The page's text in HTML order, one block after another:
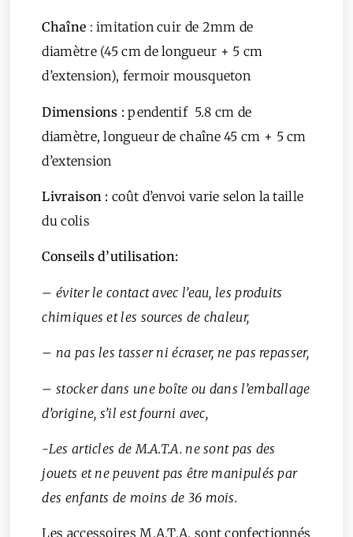
Chaîne : imitation cuir de 2mm de
diamètre (45 cm de longueur + 5 cm
d’extension), fermoir mousqueton
Dimensions : pendentif 5.8 cm de
diamètre, longueur de chaîne 45 cm + 5 cm
d’extension
Livraison : coût d’envoi varie selon la taille
du colis
Conseils d’utilisation:
– éviter le contact avec l’eau, les produits
chimiques et les sources de chaleur,
– na pas les tasser ni écraser, ne pas repasser,
– stocker dans une boîte ou dans l’emballage
d’origine, s’il est fourni avec,
-Les articles de M.A.T.A. ne sont pas des
jouets et ne peuvent pas être manipulés par
des enfants de moins de 36 mois.
Les accessoires M.A.T.A. sont confectionnés